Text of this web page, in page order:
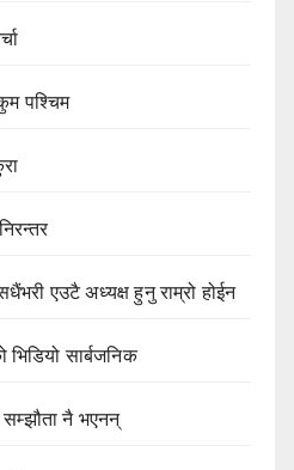
पश्चिम
एउटै अध्यक्ष हुनु राम्रो होईन
सार्बजनिक
नै भएनन्